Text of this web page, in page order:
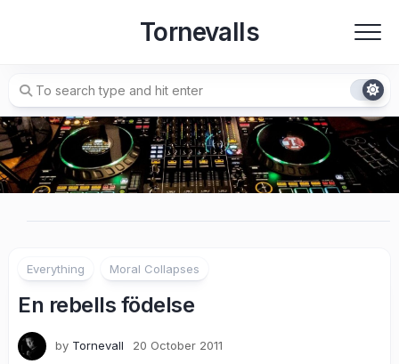
Tornevalls
Everything Moral Collapses
En rebells födelse
by Tornevall 20 October 2011